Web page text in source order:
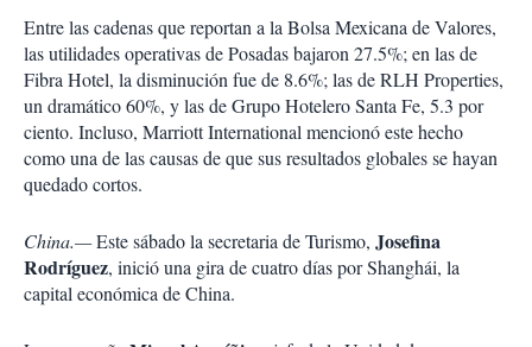
Entre las cadenas que reportan a la Bolsa Mexicana de Valores,
las utilidades operativas de Posadas bajaron 27.5%; en las de
Fibra Hotel, la disminución fue de 8.6%; las de RLH Properties,
un dramático 60%, y las de Grupo Hotelero Santa Fe, 5.3 por
ciento. Incluso, Marriott International mencionó este hecho
como una de las causas de que sus resultados globales se hayan
quedado cortos.
China.—Este sábado la secretaria de Turismo, Josefina
Rodríguez, inició una gira de cuatro días por Shanghái, la
capital económica de China.